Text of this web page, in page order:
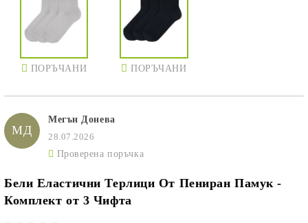
ПОРЪЧАНИ ПОРЪЧАНИ
МД
Мегън Донева
28.07.2026
Проверена поръчка
Бели Еластични Терлици От Пениран Памук -
Комплект от 3 Чифта